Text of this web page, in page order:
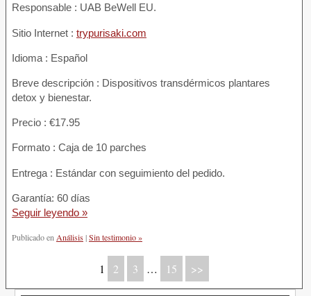
Responsable : UAB BeWell EU.
Sitio Internet : trypurisaki.com
Idioma : Español
Breve descripción : Dispositivos transdérmicos plantares
detox y bienestar.
Precio : €17.95
Formato : Caja de 10 parches
Entrega : Estándar con seguimiento del pedido.
Garantía: 60 días
Seguir leyendo »
Publicado en Análisis|Sin testimonio »
1 2 3 … 15 >>